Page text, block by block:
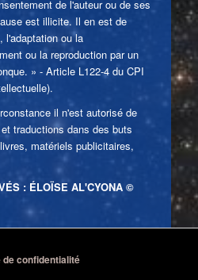
de l'auteur ou de ses
est illicite. Il en est de
l'adaptation ou la
ou la reproduction par un
» - Article L122-4 du CPI
il n'est autorisé de
traductions dans des buts
matériels publicitaires,
: ÉLOÏSE AL'CYONA ©
de confidentialité